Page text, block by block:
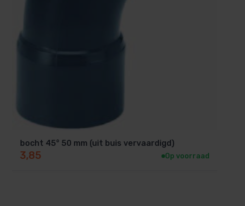
bocht 45° 50 mm (uit buis vervaardigd)
3,85 Op voorraad